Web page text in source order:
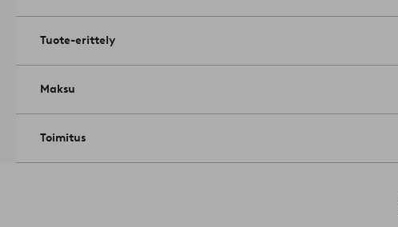
Tuote-erittely
Maksu
Toimitus